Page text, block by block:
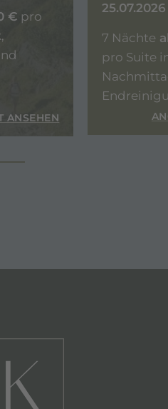
€ pro
ANSEHEN
7 Nächte
pro Suite